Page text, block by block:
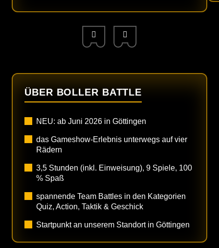
ÜBER BOLLER BATTLE
NEU: ab Juni 2026 in Göttingen
das Gameshow-Erlebnis unterwegs auf vier
Rädern
3,5 Stunden (inkl. Einweisung), 9 Spiele, 100
% Spaß
spannende Team Battles in den Kategorien
Quiz, Action, Taktik & Geschick
Startpunkt an unserem Standort in Göttingen